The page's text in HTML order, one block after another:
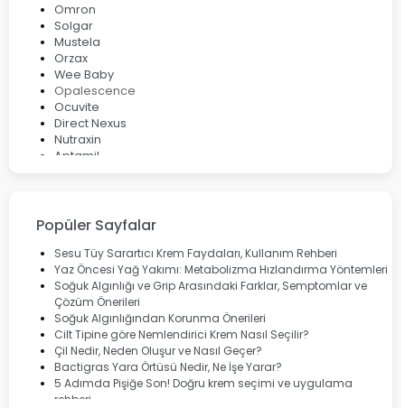
Omron
Solgar
Mustela
Orzax
Wee Baby
Opalescence
Ocuvite
Direct Nexus
Nutraxin
Aptamil
Lansinoh
Cebrolux
Dermoskin
Marvis
Rcfarma
Popüler Sayfalar
Sesu Tüy Sarartıcı Krem Faydaları, Kullanım Rehberi
Yaz Öncesi Yağ Yakımı: Metabolizma Hızlandırma Yöntemleri
Soğuk Algınlığı ve Grip Arasındaki Farklar, Semptomlar ve
Çözüm Önerileri
Soğuk Algınlığından Korunma Önerileri
Cilt Tipine göre Nemlendirici Krem Nasıl Seçilir?
Çil Nedir, Neden Oluşur ve Nasıl Geçer?
Bactigras Yara Örtüsü Nedir, Ne İşe Yarar?
5 Adımda Pişiğe Son! Doğru krem seçimi ve uygulama
rehberi